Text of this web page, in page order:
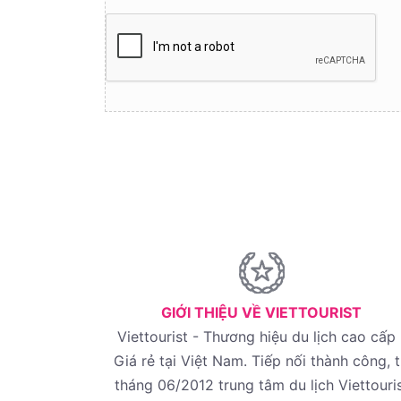
GIỚI THIỆU VỀ VIETTOURIST
Viettourist - Thương hiệu du lịch cao cấp
Giá rẻ tại Việt Nam. Tiếp nối thành công,
tháng 06/2012 trung tâm du lịch